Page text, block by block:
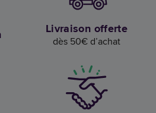
Livraison offerte
dès 50€ d’achat